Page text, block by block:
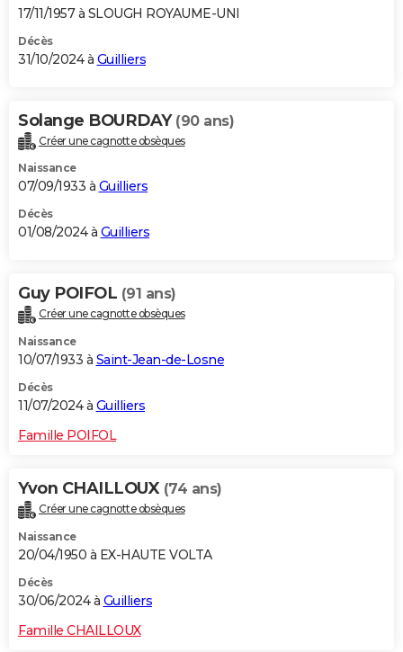
17/11/1957 à SLOUGH ROYAUME-UNI
Décès
31/10/2024 à Guilliers
Solange BOURDAY (90 ans)
Créer une cagnotte obsèques
Naissance
07/09/1933 à Guilliers
Décès
01/08/2024 à Guilliers
Guy POIFOL (91 ans)
Créer une cagnotte obsèques
Naissance
10/07/1933 à Saint-Jean-de-Losne
Décès
11/07/2024 à Guilliers
Famille POIFOL
Yvon CHAILLOUX (74 ans)
Créer une cagnotte obsèques
Naissance
20/04/1950 à EX-HAUTE VOLTA
Décès
30/06/2024 à Guilliers
Famille CHAILLOUX